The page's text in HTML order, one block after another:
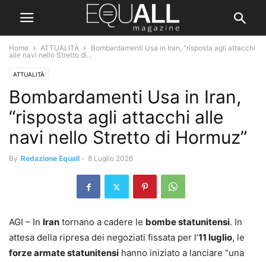
Home ATTUALITÀ
Bombardamenti Usa in Iran, “risposta agli attacchi
alle navi nello Stretto di...
ATTUALITÀ
Bombardamenti Usa in Iran,
“risposta agli attacchi alle
navi nello Stretto di Hormuz”
By Redazione Equall - 8 Luglio 2026
AGI – In Iran tornano a cadere le bombe statunitensi. In
attesa della ripresa dei negoziati fissata per l’11 luglio, le
forze armate statunitensi hanno iniziato a lanciare “una